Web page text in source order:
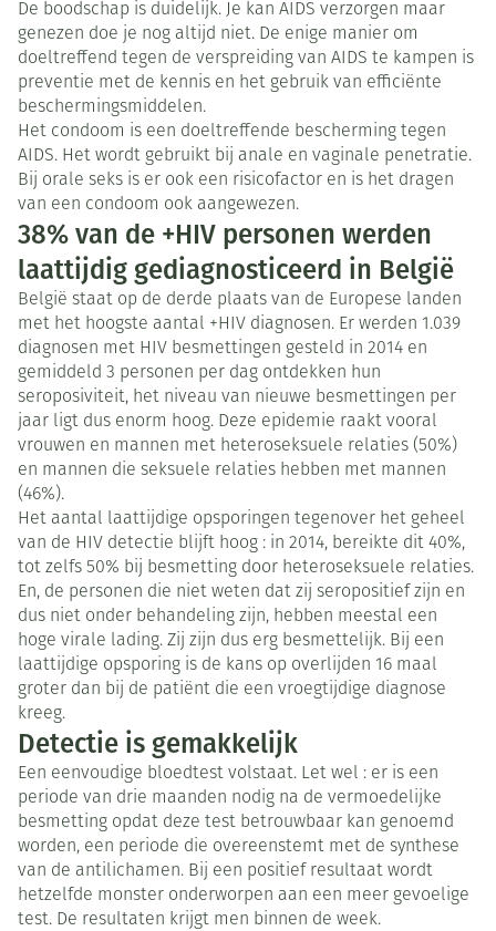
De boodschap is duidelijk. Je kan AIDS verzorgen maar
genezen doe je nog altijd niet. De enige manier om
doeltreffend tegen de verspreiding van AIDS te kampen is
preventie met de kennis en het gebruik van efficiënte
beschermingsmiddelen.
Het condoom is een doeltreffende bescherming tegen
AIDS. Het wordt gebruikt bij anale en vaginale penetratie.
Bij orale seks is er ook een risicofactor en is het dragen
van een condoom ook aangewezen.
38% van de +HIV personen werden
laattijdig gediagnosticeerd in België
België staat op de derde plaats van de Europese landen
met het hoogste aantal +HIV diagnosen. Er werden 1.039
diagnosen met HIV besmettingen gesteld in 2014 en
gemiddeld 3 personen per dag ontdekken hun
seroposiviteit, het niveau van nieuwe besmettingen per
jaar ligt dus enorm hoog. Deze epidemie raakt vooral
vrouwen en mannen met heteroseksuele relaties (50%)
en mannen die seksuele relaties hebben met mannen
(46%).
Het aantal laattijdige opsporingen tegenover het geheel
van de HIV detectie blijft hoog : in 2014, bereikte dit 40%,
tot zelfs 50% bij besmetting door heteroseksuele relaties.
En, de personen die niet weten dat zij seropositief zijn en
dus niet onder behandeling zijn, hebben meestal een
hoge virale lading. Zij zijn dus erg besmettelijk. Bij een
laattijdige opsporing is de kans op overlijden 16 maal
groter dan bij de patiënt die een vroegtijdige diagnose
kreeg.
Detectie is gemakkelijk
Een eenvoudige bloedtest volstaat. Let wel : er is een
periode van drie maanden nodig na de vermoedelijke
besmetting opdat deze test betrouwbaar kan genoemd
worden, een periode die overeenstemt met de synthese
van de antilichamen. Bij een positief resultaat wordt
hetzelfde monster onderworpen aan een meer gevoelige
test. De resultaten krijgt men binnen de week.